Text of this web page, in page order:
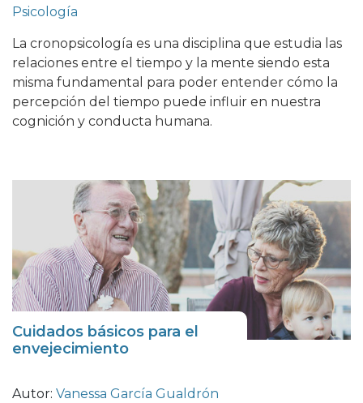
Psicología
La cronopsicología es una disciplina que estudia las
relaciones entre el tiempo y la mente siendo esta
misma fundamental para poder entender cómo la
percepción del tiempo puede influir en nuestra
cognición y conducta humana.
Cuidados básicos para el
envejecimiento
Autor: Vanessa García Gualdrón